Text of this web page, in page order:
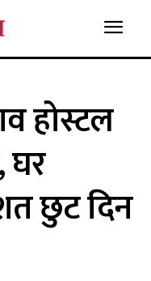
होस्टल
घर
छुट दिन